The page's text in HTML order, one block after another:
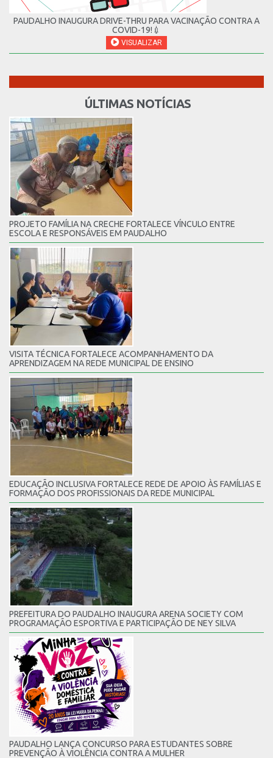
PAUDALHO INAUGURA DRIVE-THRU PARA VACINAÇÃO CONTRA A
COVID-19!💉
VISUALIZAR
ÚLTIMAS NOTÍCIAS
PROJETO FAMÍLIA NA CRECHE FORTALECE VÍNCULO ENTRE
ESCOLA E RESPONSÁVEIS EM PAUDALHO
VISITA TÉCNICA FORTALECE ACOMPANHAMENTO DA
APRENDIZAGEM NA REDE MUNICIPAL DE ENSINO
EDUCAÇÃO INCLUSIVA FORTALECE REDE DE APOIO ÀS FAMÍLIAS E
FORMAÇÃO DOS PROFISSIONAIS DA REDE MUNICIPAL
PREFEITURA DO PAUDALHO INAUGURA ARENA SOCIETY COM
PROGRAMAÇÃO ESPORTIVA E PARTICIPAÇÃO DE NEY SILVA
PAUDALHO LANÇA CONCURSO PARA ESTUDANTES SOBRE
PREVENÇÃO À VIOLÊNCIA CONTRA A MULHER